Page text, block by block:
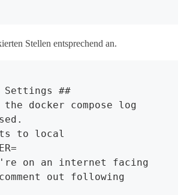
Stellen entsprechend an.
Settings ##
docker compose log
to local
on an internet facing
out following